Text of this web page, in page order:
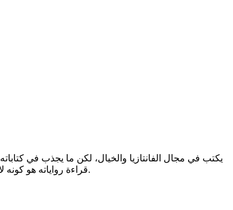
يكتب في مجال الفانتازيا والخيال، لكن ما يجذب في
قراءة رواياته هو كونه لا يعتمد كثرة الوصف والتشعب في سرد القصص لانني غالبا ما أبدأ في الرواية وأتركها في أول الطريق بداعي الملل من كثرة الوصف الممط في الكتابة.